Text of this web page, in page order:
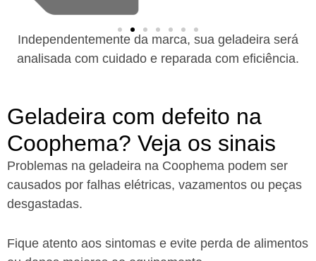
Independentemente da marca, sua geladeira será
analisada com cuidado e reparada com eficiência.
Geladeira com defeito na
Coophema? Veja os sinais
Problemas na geladeira na Coophema podem ser
causados por falhas elétricas, vazamentos ou peças
desgastadas.
Fique atento aos sintomas e evite perda de alimentos